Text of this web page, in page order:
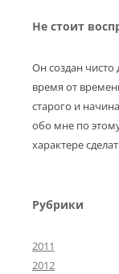
Не стоит
Он создан чисто
время от
старого и
обо мне по
характере
Рубрики
2011
2012